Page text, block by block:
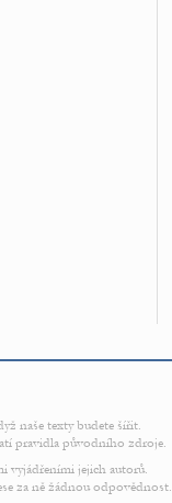
naše texty budete šířit.
pravidla původního zdroje.
vyjádřeními jejich autorů.
za ně žádnou odpovědnost.